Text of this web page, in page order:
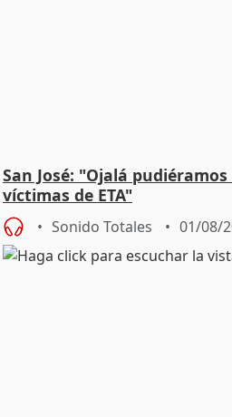
San José: "Ojalá
víctimas de ETA"
Sonido Totales 01/08/